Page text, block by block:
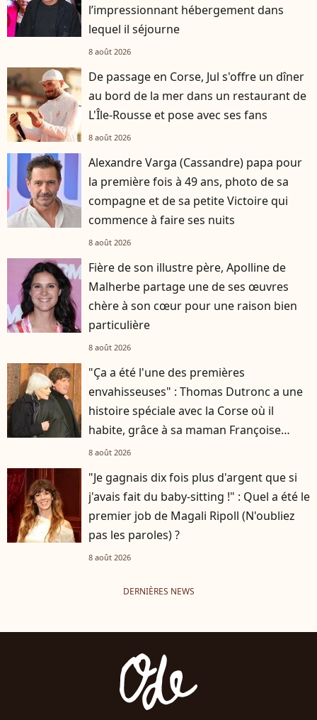
l’impressionnant hébergement dans
lequel il séjourne
8 août 2026
De passage en Corse, Jul s'offre un dîner
au bord de la mer dans un restaurant de
L'Île-Rousse et pose avec ses fans
8 août 2026
Alexandre Varga (Cassandre) papa pour
la première fois à 49 ans, photo de sa
compagne et de sa petite Victoire qui
commence à faire ses nuits
8 août 2026
Fière de son illustre père, Apolline de
Malherbe partage une de ses œuvres
chère à son cœur pour une raison bien
particulière
8 août 2026
"Ça a été l'une des premières
envahisseuses" : Thomas Dutronc a une
histoire spéciale avec la Corse où il
habite, grâce à sa maman Françoise
Hardy
8 août 2026
"Je gagnais dix fois plus d'argent que si
j'avais fait du baby-sitting !" : Quel a été le
premier job de Magali Ripoll (N'oubliez
pas les paroles) ?
8 août 2026
DERNIÈRES NEWS